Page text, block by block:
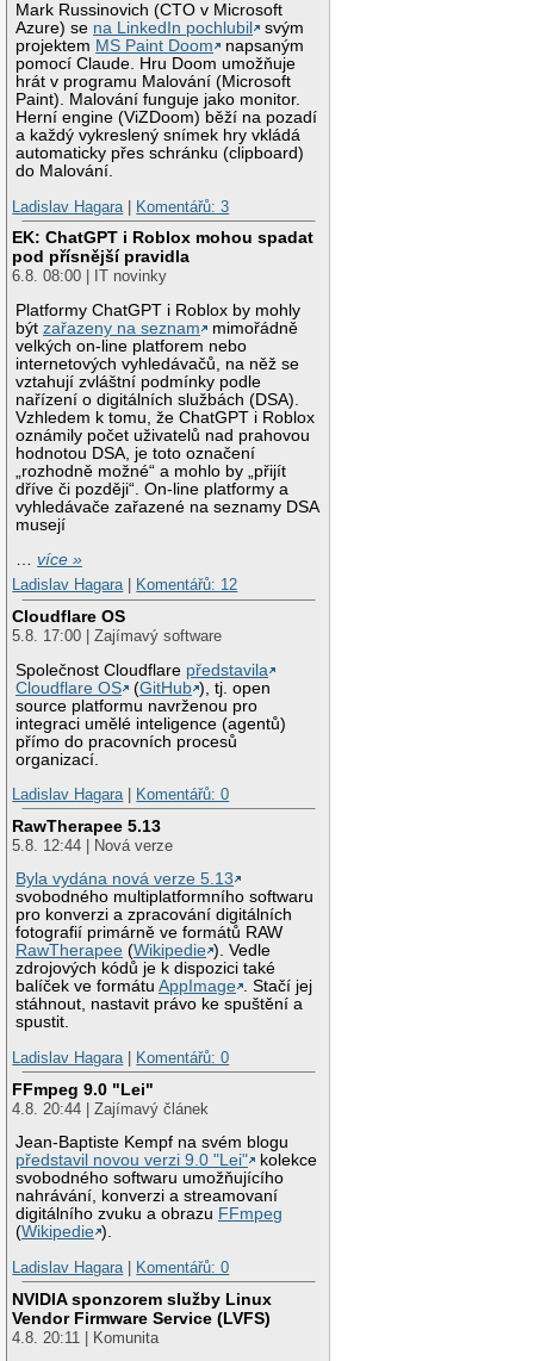
Mark Russinovich (CTO v Microsoft
Azure) se na LinkedIn pochlubil
svým
projektem MS Paint Doom
napsaným
pomocí Claude. Hru Doom umožňuje
hrát v programu Malování (Microsoft
Paint). Malování funguje jako monitor.
Herní engine (ViZDoom) běží na pozadí
a každý vykreslený snímek hry vkládá
automaticky přes schránku (clipboard)
do Malování.
Ladislav Hagara
Komentářů: 3
EK: ChatGPT i Roblox mohou spadat
pod přísnější pravidla
6.8. 08:00 | IT novinky
Platformy ChatGPT i Roblox by mohly
býtzařazeny na seznam
mimořádně
velkých on-line platforem nebo
internetových vyhledávačů, na něž se
vztahují zvláštní podmínky podle
nařízení o digitálních službách (DSA).
Vzhledem k tomu, že ChatGPT i Roblox
oznámily počet uživatelů nad prahovou
hodnotou DSA, je toto označení
„rozhodně možné“ a mohlo by „přijít
dříve či později“. On-line platformy a
vyhledávače zařazené na seznamy DSA
musejí
…více »
Ladislav Hagara| Komentářů: 12
Cloudflare OS
5.8. 17:00 | Zajímavý software
Společnost Cloudflare představila
Cloudflare OS
(GitHub ), tj. open
source platformu navrženou pro
integraci umělé inteligence (agentů)
přímo do pracovních procesů
organizací.
Ladislav Hagara| Komentářů: 0
RawTherapee 5.13
5.8. 12:44 | Nová verze
Byla vydána nová verze 5.13
svobodného multiplatformního softwaru
pro konverzi a zpracování digitálních
fotografií primárně ve formátů RAW
RawTherapee (Wikipedie ). Vedle
zdrojových kódů je k dispozici také
balíček ve formátuAppImage . Stačí jej
stáhnout, nastavit právo ke spuštění a
spustit.
Ladislav Hagara| Komentářů: 0
FFmpeg 9.0 "Lei"
4.8. 20:44 | Zajímavý článek
Jean-Baptiste Kempf na svém blogu
představil novou verzi 9.0 "Lei"
kolekce
svobodného softwaru umožňujícího
nahrávání, konverzi a streamovaní
digitálního zvuku a obrazu FFmpeg
(Wikipedie ).
Ladislav Hagara| Komentářů: 0
NVIDIA sponzorem služby Linux
Vendor Firmware Service (LVFS)
4.8. 20:11 | Komunita